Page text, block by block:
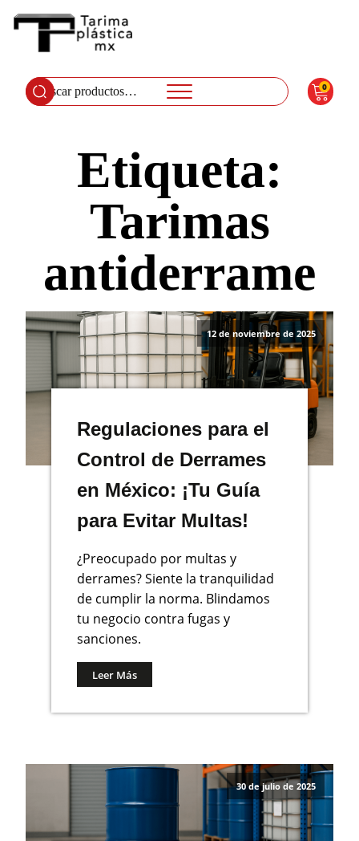
Buscar
por:
0
Etiqueta:
Tarimas
antiderrame
12 de noviembre de 2025
Regulaciones para el
Control de Derrames
en México: ¡Tu Guía
para Evitar Multas!
¿Preocupado por multas y
derrames? Siente la tranquilidad
de cumplir la norma. Blindamos
tu negocio contra fugas y
sanciones.
Leer Más
30 de julio de 2025